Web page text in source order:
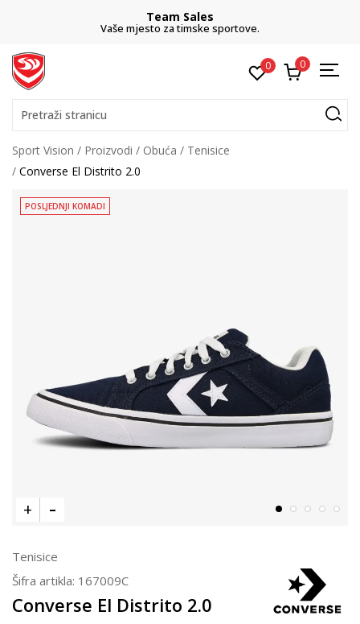
Team Sales
Vaše mjesto za timske sportove.
0 0
Pretraži stranicu
Sport Vision Proizvodi Obuća
Tenisice
Converse El Distrito 2.0
POSLJEDNJI KOMADI
Tenisice
Šifra artikla: 167009C
Converse El Distrito 2.0